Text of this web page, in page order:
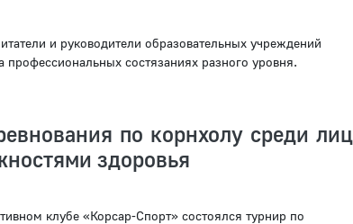
и руководители образовательных учреждений
профессиональных состязаниях разного уровня.
по корнхолу среди лиц
здоровья
клубе «Корсар-Спорт» состоялся турнир по